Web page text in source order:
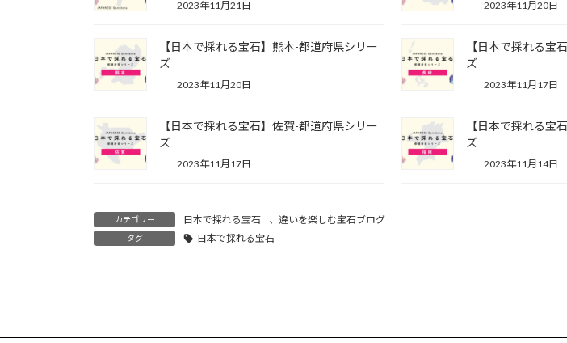
2023年11月21日 2023年11月20日
【日本で採れる宝石】熊本-都道府県シリー
ズ
2023年11月20日
【日本で採れる宝
ズ
2023年11月17日
【日本で採れる宝石】佐賀-都道府県シリー
ズ
2023年11月17日
【日本で採れる宝
ズ
2023年11月14日
カテゴリー 日本で採れる宝石 、 違いを楽しむ宝石ブログ
タグ 日本で採れる宝石